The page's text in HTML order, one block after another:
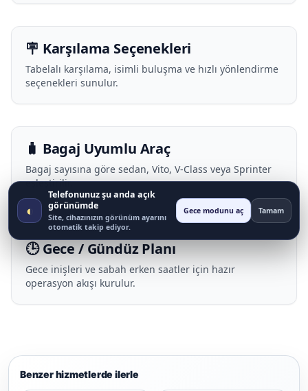
🪧 Karşılama Seçenekleri
Tabelalı karşılama, isimli buluşma ve hızlı yönlendirme
seçenekleri sunulur.
🧳 Bagaj Uyumlu Araç
Bagaj sayısına göre sedan, Vito, V-Class veya Sprinter
eşleştirilir.
🕒 Gece / Gündüz Planı
Gece inişleri ve sabah erken saatler için hazır
operasyon akışı kurulur.
Benzer hizmetlerde ilerle
◐
Telefonunuz şu anda açık
görünümde
Site, cihazınızın görünüm ayarını
otomatik takip ediyor.
Gece modunu aç Tamam